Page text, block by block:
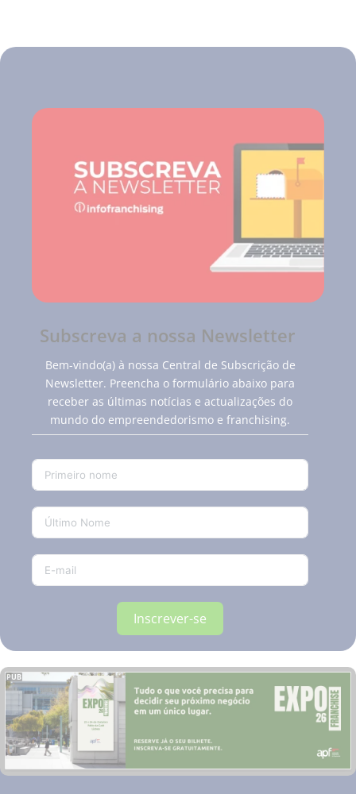
Subscreva a nossa Newsletter
Bem-vindo(a) à nossa Central de Subscrição de
Newsletter. Preencha o formulário abaixo para
receber as últimas notícias e actualizações do
mundo do empreendedorismo e franchising.
Inscrever-se
PUB